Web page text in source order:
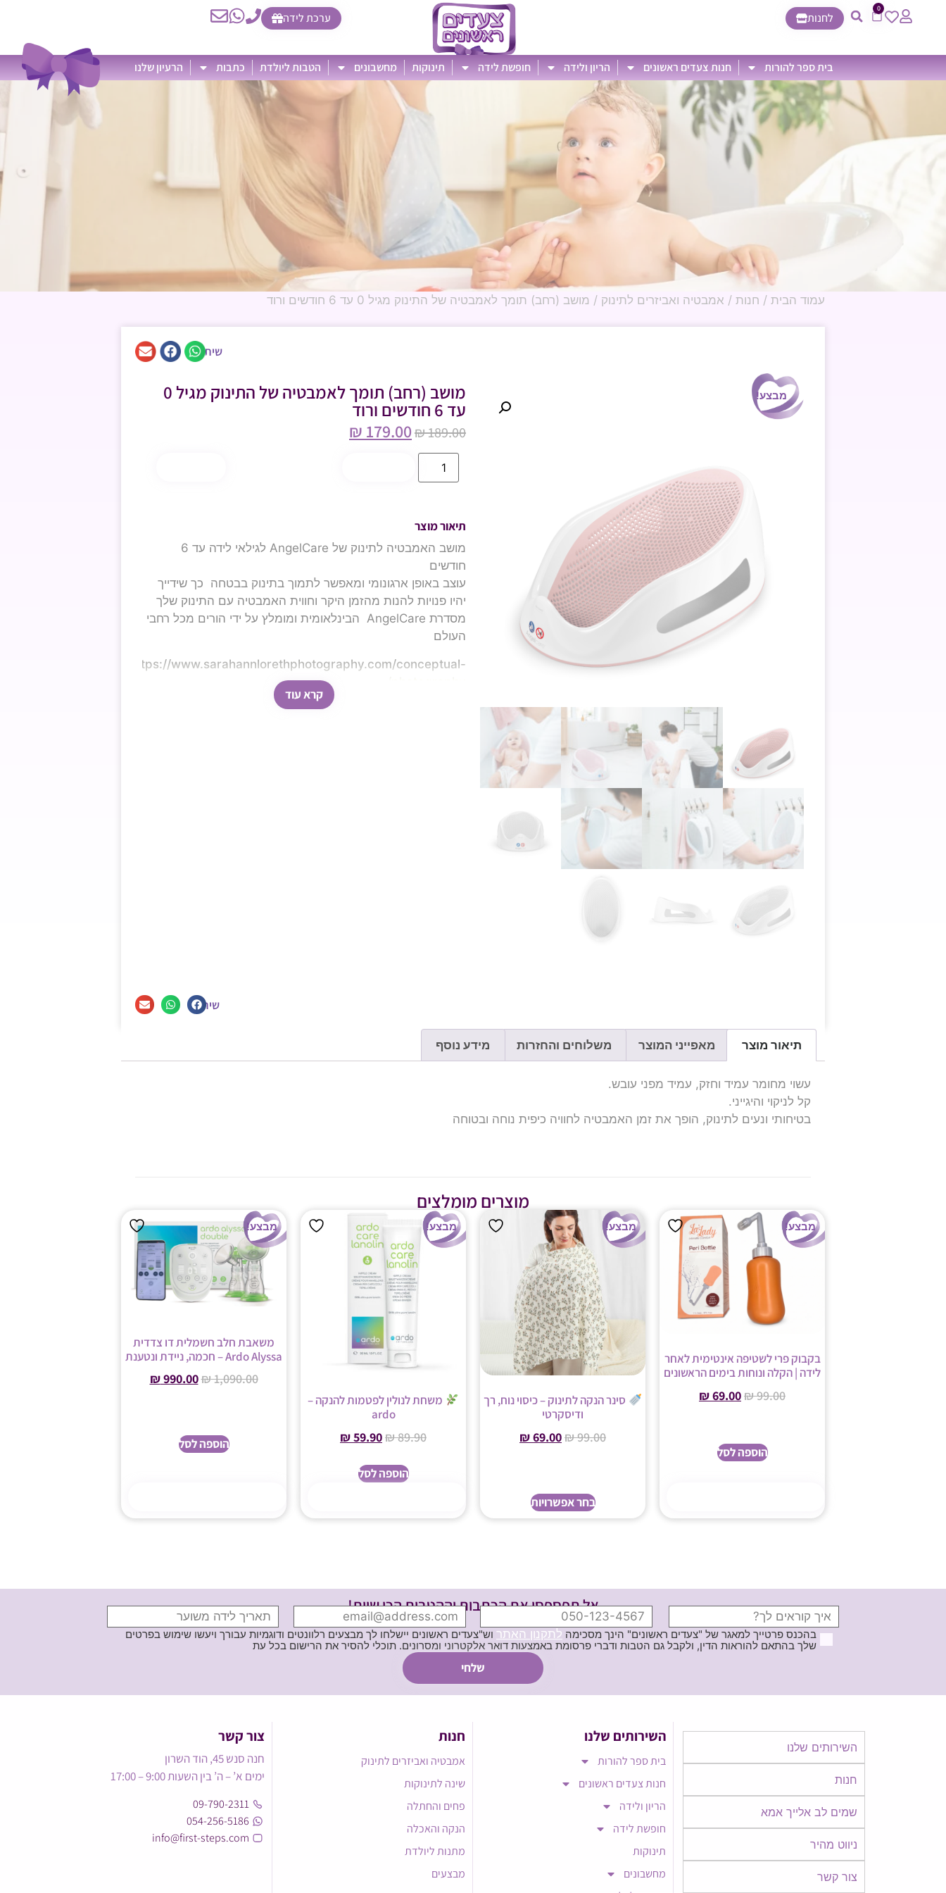
0
לחנות ערכת לידה
בית ספר להורות חנות צעדים ראשונים הריון ולידה חופשת לידה תינוקות מחשבונים הטבות ליולדת כתבות הרעיון שלנו
עמוד הבית / חנות / אמבטיה ואביזרים לתינוק / מושב (רחב) תומך לאמבטיה של התינוק מגיל 0 עד 6 חודשים ורוד
שיתוף
מבצע! מושב (רחב) תומך לאמבטיה של התינוק מגיל 0
עד 6 חודשים ורוד
₪189.00
₪ 179.00
תיאור מוצר
מושב האמבטיה לתינוק של AngelCare לגילאי לידה עד 6
חודשים
עוצב באופן ארגונומי ומאפשר לתמוך בתינוק בבטחה כך שידייך
יהיו פנויות להנות מהזמן היקר וחווית האמבטיה עם התינוק שלך
מסדרת AngelCare הבינלאומית ומומלץ על ידי הורים מכל רחבי
העולם
https://www.sarahannlorethphotography.com/conceptual-
קרא עוד
שיתוף
תיאור מוצר מאפייני המוצר משלוחים והחזרות מידע נוסף
עשוי מחומר עמיד וחזק, עמיד מפני עובש.
קל לניקוי והיגייני.
בטיחותי ונעים לתינוק, הופך את זמן האמבטיה לחוויה כיפית נוחה ובטוחה
מוצרים מומלצים
מבצע!
בקבוק פרי לשטיפה אינטימית לאחר
לידה | הקלה ונוחות בימים הראשונים
₪99.00
₪69.00
הוספה לסל
מבצע!
סינר הנקה לתינוק – כיסוי נוח, רך
ודיסקרטי
₪99.00
₪69.00
בחר אפשרויות
מבצע!
משחת לנולין לפטמות להנקה –
ardo
₪89.90
₪59.90
הוספה לסל
מבצע!
משאבת חלב חשמלית דו צדדית
Ardo Alyssa – חכמה, ניידת ונטענת
₪1,090.00
₪990.00
הוספה לסל
אל תפספסי את הכתבות וההטבות הכי שוות!
בהכנס פרטייך למאגר של "צעדים ראשונים" הינך מסכימה לתקנון האתר וש"צעדים ראשונים יישלחו לך מבצעים רלוונטים ודוגמיות עבורך ויעשו שימוש בפרטים
שלך בהתאם להוראות הדין, ולקבל גם הטבות ודברי פרסומת באמצעות דואר אלקטרוני ומסרונים. תוכלי להסיר את הרישום בכל עת
השירותים שלנו
חנות
שמים לב אלייך אמא​​
ניווט מהיר
צור קשר
השירותים שלנו
בית ספר להורות
חנות צעדים ראשונים
הריון ולידה
חופשת לידה
תינוקות
מחשבונים
חנות
אמבטיה ואביזרים לתינוק
שינה לתינוקות
פחים והחתלה
הנקה והאכלה
מתנות ליולדת
מבצעים
צור קשר
חנה סנש 45, הוד השרון
ימים א’ – ה’ בין השעות 9:00 – 17:00
09-790-2311
054-256-5186
info@first-steps.com